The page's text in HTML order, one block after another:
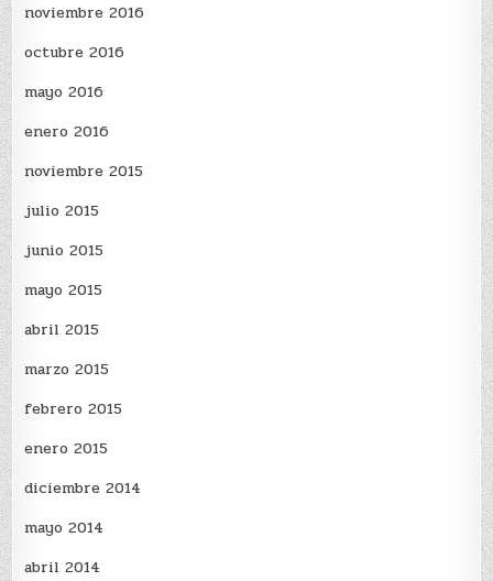
noviembre 2016
octubre 2016
mayo 2016
enero 2016
noviembre 2015
julio 2015
junio 2015
mayo 2015
abril 2015
marzo 2015
febrero 2015
enero 2015
diciembre 2014
mayo 2014
abril 2014